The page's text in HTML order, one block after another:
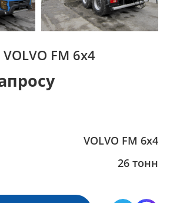
FM 6x4
VOLVO FM 6x4
26 тонн